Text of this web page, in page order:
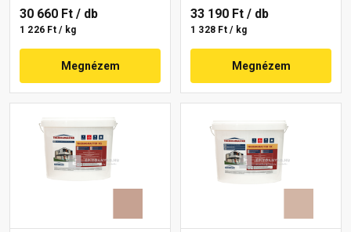
30 660 Ft / db
1 226 Ft / kg
Megnézem
33 190 Ft / db
1 328 Ft / kg
Megnézem